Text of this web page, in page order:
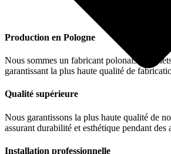
Production en Pologne
Nous sommes un fabricant polonais de
garantissant la plus haute qualité de
Qualité supérieure
Nous garantissons la plus haute qualité de
assurant durabilité et esthétique pendant des
Installation professionnelle